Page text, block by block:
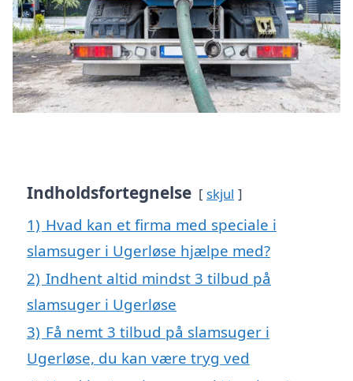
Indholdsfortegnelse skjul
1) Hvad kan et firma med speciale i
slamsuger i Ugerløse hjælpe med?
2) Indhent altid mindst 3 tilbud på
slamsuger i Ugerløse
3) Få nemt 3 tilbud på slamsuger i
Ugerløse, du kan være tryg ved